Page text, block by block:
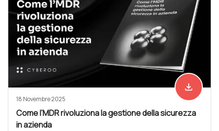
Scarica
file_download
18 Novembre 2025
Come l’MDR rivoluziona la gestione della sicurezza
in azienda